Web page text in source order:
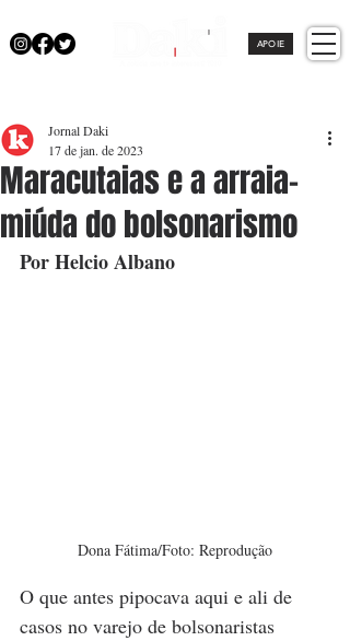
APOIE
Maracutaias e a arraia-
miúda do bolsonarismo
Jornal Daki
17 de jan. de 2023
Por Helcio Albano
Dona Fátima/Foto: Reprodução
O que antes pipocava aqui e ali de
casos no varejo de bolsonaristas